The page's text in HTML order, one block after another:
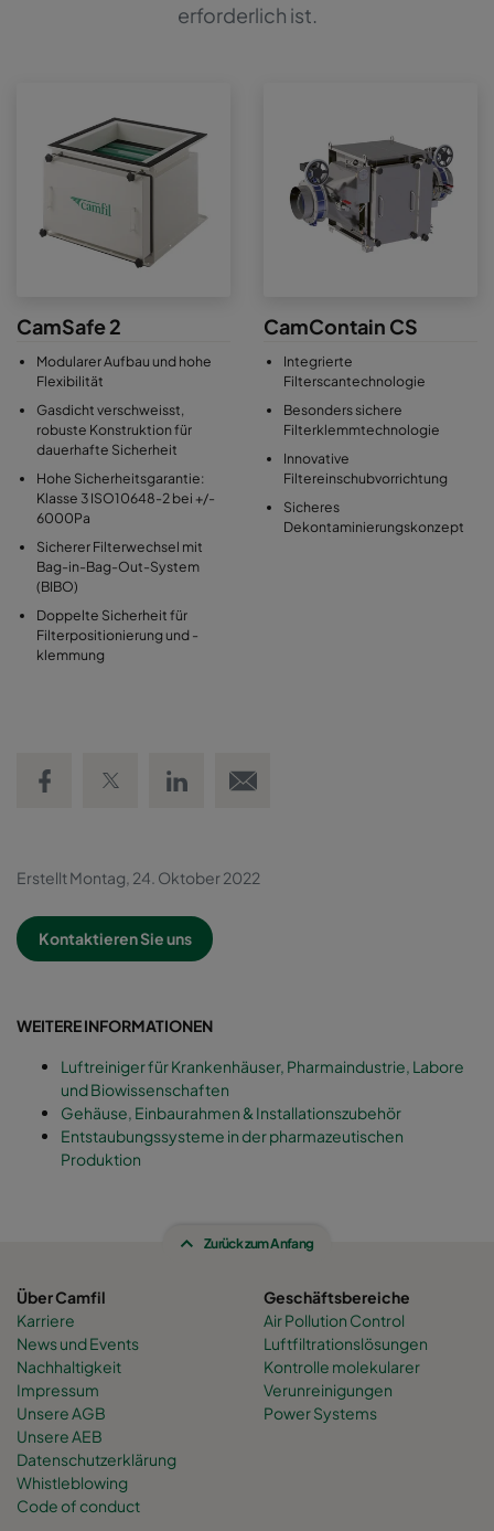
erforderlich ist.
CamSafe 2
Modularer Aufbau und hohe
Flexibilität
Gasdicht verschweisst,
robuste Konstruktion für
dauerhafte Sicherheit
Hohe Sicherheitsgarantie:
Klasse 3 ISO10648-2 bei +/-
6000Pa
Sicherer Filterwechsel mit
Bag-in-Bag-Out-System
(BIBO)
Doppelte Sicherheit für
Filterpositionierung und -
klemmung
CamContain CS
Integrierte
Filterscantechnologie
Besonders sichere
Filterklemmtechnologie
Innovative
Filtereinschubvorrichtung
Sicheres
Dekontaminierungskonzept
Erstellt Montag, 24. Oktober 2022
Kontaktieren Sie uns
WEITERE INFORMATIONEN
Luftreiniger für Krankenhäuser, Pharmaindustrie, Labore
und Biowissenschaften
Gehäuse, Einbaurahmen & Installationszubehör
Entstaubungssysteme in der pharmazeutischen
Produktion
Zurück zum Anfang
Über Camfil
Karriere
News und Events
Nachhaltigkeit
Impressum
Unsere AGB
Unsere AEB
Datenschutzerklärung
Whistleblowing
Code of conduct
Geschäftsbereiche
Air Pollution Control
Luftfiltrationslösungen
Kontrolle molekularer
Verunreinigungen
Power Systems